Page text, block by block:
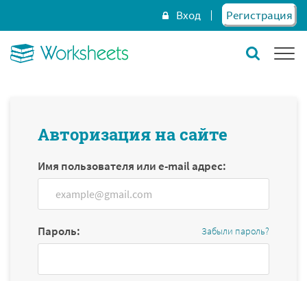
Вход Регистрация
Авторизация на сайте
Имя пользователя или e-mail адрес:
Пароль: Забыли пароль?